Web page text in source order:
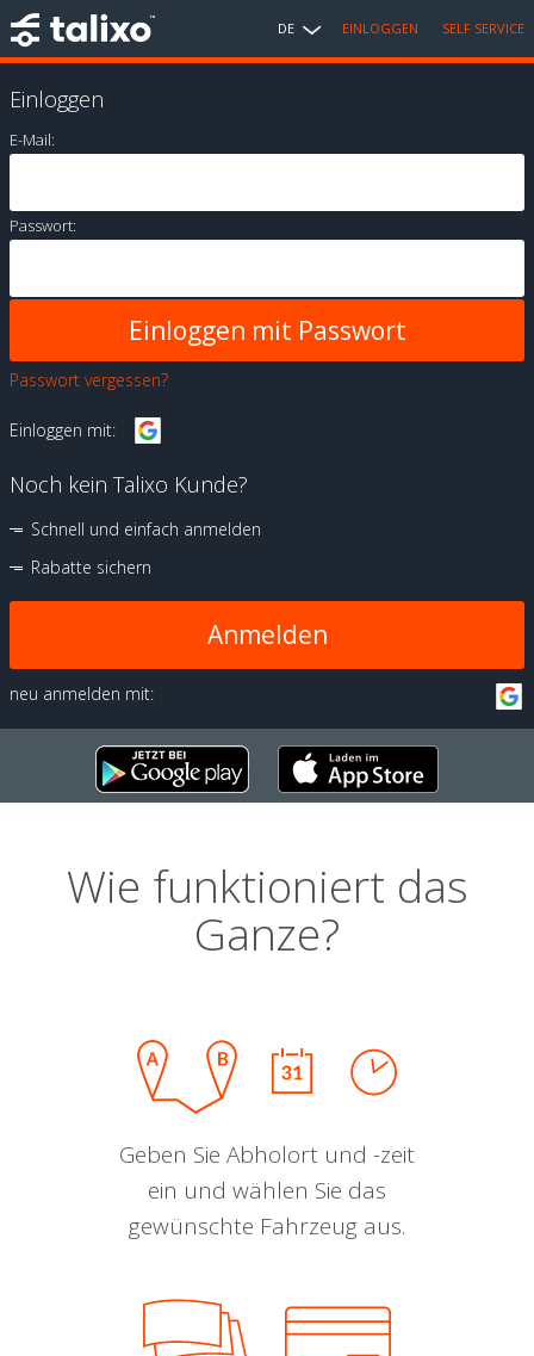
DE EINLOGGEN SELF SERVICE
Einloggen
E-Mail:
Passwort:
Passwort vergessen?
Einloggen mit:
Noch kein Talixo Kunde?
Schnell und einfach anmelden
Rabatte sichern
Anmelden
neu anmelden mit:
Wie funktioniert das
Ganze?
Geben Sie Abholort und -zeit
ein und wählen Sie das
gewünschte Fahrzeug aus.